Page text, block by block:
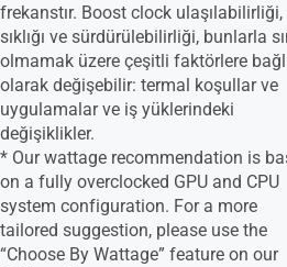
frekanstır. Boost clock ulaşılabilirliği,
sıklığı ve sürdürülebilirliği, bunlarla
olmamak üzere çeşitli faktörlere
olarak değişebilir: termal koşullar ve
uygulamalar ve iş yüklerindeki
değişiklikler.
* Our wattage recommendation is
on a fully overclocked GPU and CPU
system configuration. For a more
tailored suggestion, please use the
“Choose By Wattage” feature on our